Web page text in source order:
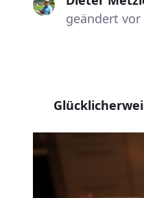
geändert vor